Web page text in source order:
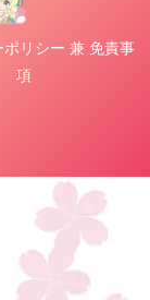
ポリシー 兼 免責事
項